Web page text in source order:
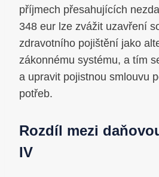
příjmech přesahujících
348 eur lze zvážit uzavření
zdravotního pojištění jako
zákonnému systému, a tím
a upravit pojistnou smlouvu
potřeb.
Rozdíl mezi
IV